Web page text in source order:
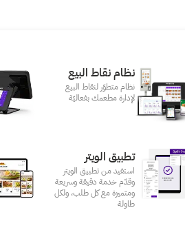
نظام نقاط البيع
نظام متطوّر لنقاط البيع
لإدارة مطعمك بفعاليّة
تطبيق الويتر
استفيد من تطبيق الويتر
وقدّم خدمة دقيقة وسريعة
ومتميزة مع كل طلب، ولكل
طاولة